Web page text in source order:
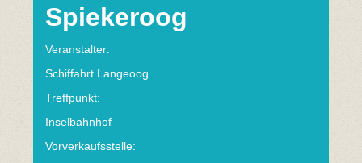
Spiekeroog
Veranstalter:
Schiffahrt Langeoog
Treffpunkt:
Inselbahnhof
Vorverkaufsstelle: